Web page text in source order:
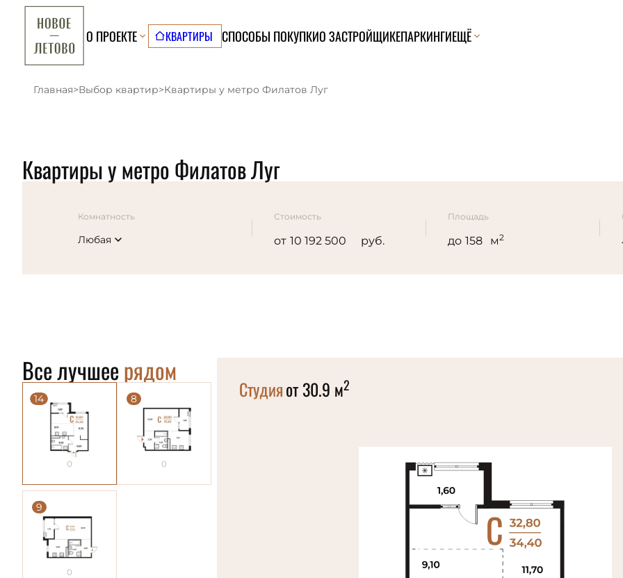
О ПРОЕКТЕ КВАРТИРЫ СПОСОБЫ ПОКУПКИО ЗАСТРОЙЩИКЕПАРКИНГИЕЩЁ
Главная>Выбор квартир>Квартиры у метро Филатов Луг
Квартиры у метро Филатов Луг
Комнатность
Любая
Стоимость
от руб.
Площадь
до м2
Все лучшеерядом
14
0
8
0
9
0
Студияот 30.9 м2